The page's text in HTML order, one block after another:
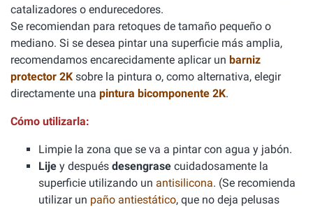
catalizadores o endurecedores.
Se recomiendan para retoques de tamaño pequeño o
mediano. Si se desea pintar una superficie más amplia,
recomendamos encarecidamente aplicar un barniz
protector 2K sobre la pintura o, como alternativa, elegir
directamente una pintura bicomponente 2K.
Cómo utilizarla:
Limpie la zona que se va a pintar con agua y jabón.
Lije y después desengrase cuidadosamente la
superficie utilizando un antisilicona. (Se recomienda
utilizar un paño antiestático, que no deja pelusas